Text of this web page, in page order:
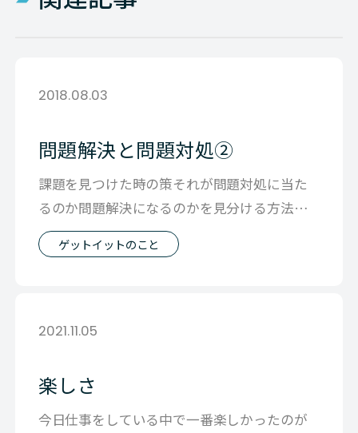
2018.08.03
問題解決と問題対処②
課題を見つけた時の策それが問題対処に当た
るのか問題解決になるのかを見分ける方法で
す。 この方法はネッツトヨタ南国の横田社
ゲットイットのこと
2021.11.05
楽しさ
今日仕事をしている中で一番楽しかったのが